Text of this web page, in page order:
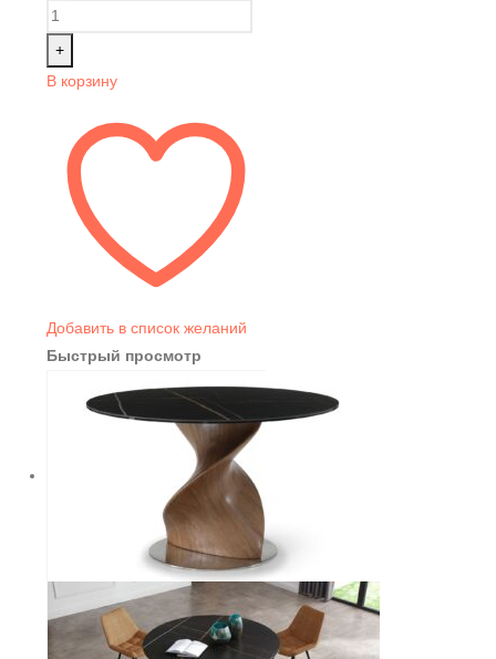
+
В корзину
Добавить в список желаний
Быстрый просмотр